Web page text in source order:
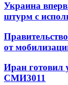
Украина
штурм с
от
Иран готовил
СМИ3011